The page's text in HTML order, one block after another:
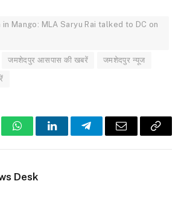
in Mango: MLA Saryu Rai talked to DC on
जमशेदपुर आसपास की खबरें जमशेदपुर न्यूज
WhatsAppLinkedInTelegramEmail
Copy
Desk